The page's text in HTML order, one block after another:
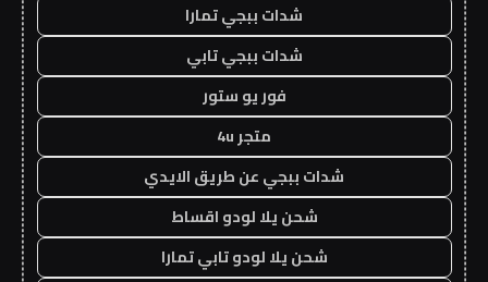
شدات ببجي تمارا
شدات ببجي تابي
فور يو ستور
متجر 4u
شدات ببجي عن طريق الايدي
شحن يلا لودو اقساط
شحن يلا لودو تابي تمارا